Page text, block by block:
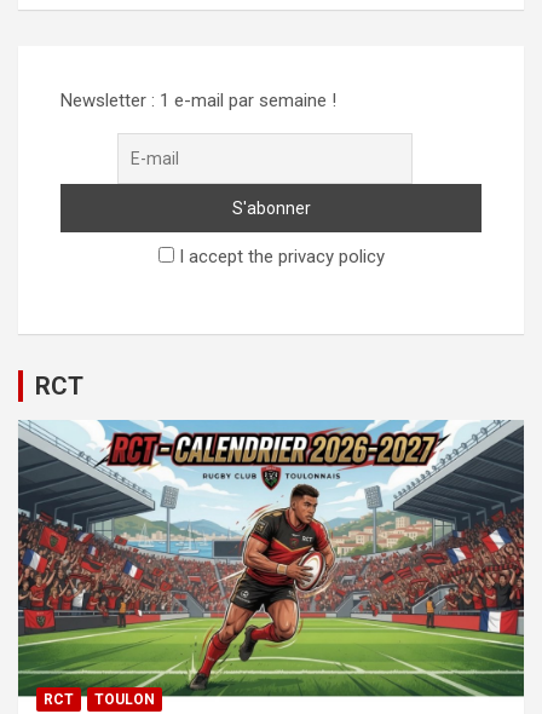
Newsletter : 1 e-mail par semaine !
I accept the privacy policy
RCT
RCT TOULON